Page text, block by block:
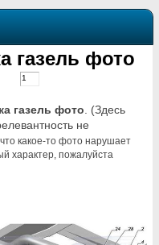
газель фото
газель фото . (Здесь
не
какое-то фото нарушает
характер, пожалуйста